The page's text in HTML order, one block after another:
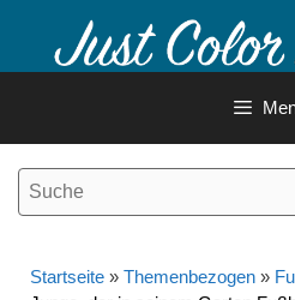
Inhalt
Startseite » Themenbezogen »